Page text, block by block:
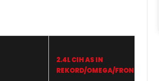
2.4L CIH AS IN
REKORD/OMEGA/FRONTERA